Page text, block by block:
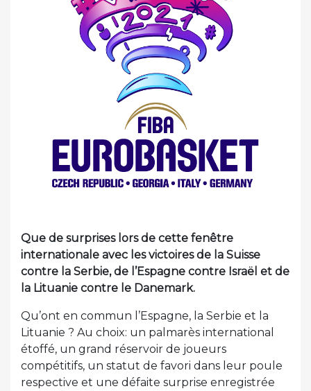
Que de surprises lors de cette fenêtre
internationale avec les victoires de la Suisse
contre la Serbie, de l’Espagne contre Israël et de
la Lituanie contre le Danemark.
Qu’ont en commun l’Espagne, la Serbie et la
Lituanie ? Au choix: un palmarès international
étoffé, un grand réservoir de joueurs
compétitifs, un statut de favori dans leur poule
respective et une défaite surprise enregistrée